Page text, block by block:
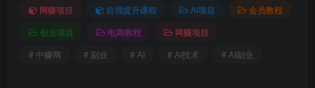
网赚项目
自我提升课程 AI项目
会员教程
创业项目
电商教程
网赚项目
# 中赚网
# 副业 # AI # AI技术 # AI副业